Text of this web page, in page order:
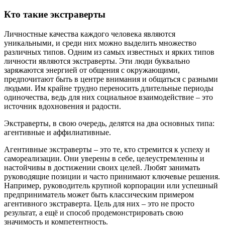
Кто такие экстраверты
Личностные качества каждого человека являются
уникальными, и среди них можно выделить множество
различных типов. Одним из самых известных и ярких типов
личности являются экстраверты. Эти люди буквально
заряжаются энергией от общения с окружающими,
предпочитают быть в центре внимания и общаться с разными
людьми. Им крайне трудно переносить длительные периоды
одиночества, ведь для них социальное взаимодействие – это
источник вдохновения и радости.
Экстраверты, в свою очередь, делятся на два основных типа:
агентивные и аффилиативные.
Агентивные экстраверты – это те, кто стремится к успеху и
самореализации. Они уверены в себе, целеустремленны и
настойчивы в достижении своих целей. Любят занимать
руководящие позиции и часто принимают ключевые решения.
Например, руководитель крупной корпорации или успешный
предприниматель может быть классическим примером
агентивного экстраверта. Цель для них – это не просто
результат, а ещё и способ продемонстрировать свою
значимость и компетентность.